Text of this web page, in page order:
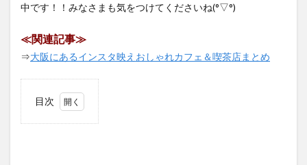
中です！！みなさまも気をつけてくださいね(°▽°)
≪関連記事≫
⇒大阪にあるインスタ映えおしゃれカフェ＆喫茶店まとめ
目次